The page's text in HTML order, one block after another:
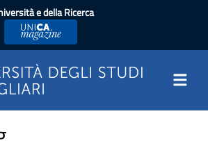
e della Ricerca
UniCA News